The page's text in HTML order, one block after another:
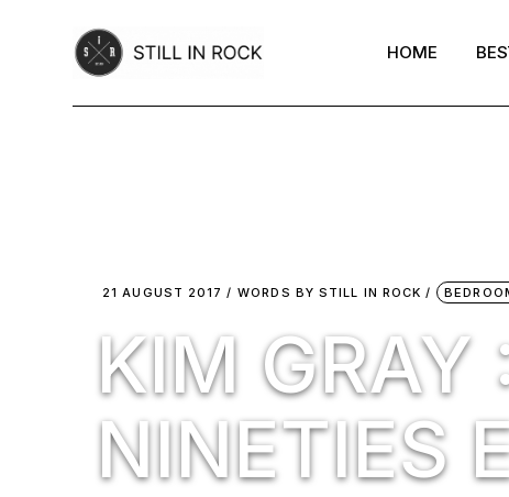
HOME
21 AUGUST 2017 WORDS BYSTILL IN ROCK
KIM GRAY
NINETIES